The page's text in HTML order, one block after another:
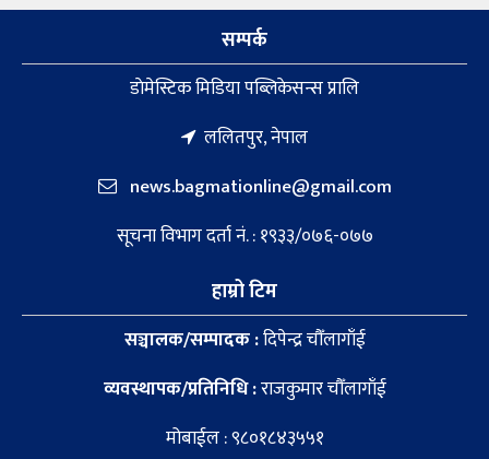
सम्पर्क
डाेमेस्टिक मिडिया पब्लिकेसन्स प्रालि
ललितपुर, नेपाल
news.bagmationline@gmail.com
सूचना विभाग दर्ता नं. : १९३३/०७६-०७७
हाम्रो टिम
सञ्चालक/सम्पादक :दिपेन्द्र चौँलागाँई
व्यवस्थापक/प्रतिनिधि :राजकुमार चौँलागाँई
मोबाईल : ९८०१८४३५५१